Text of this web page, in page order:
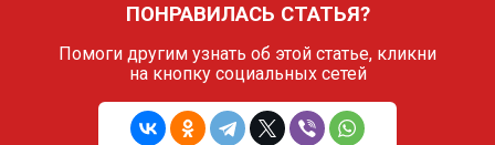
ПОНРАВИЛАСЬ СТАТЬЯ?
Помоги другим узнать об этой статье, кликни
на кнопку социальных сетей